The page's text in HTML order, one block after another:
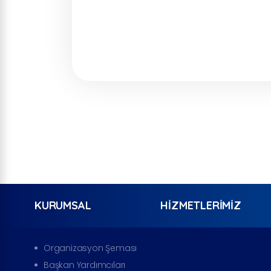
KURUMSAL
Organizasyon Şeması
Başkan Yardımcıları
HIZMETLERIMIZ